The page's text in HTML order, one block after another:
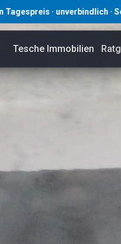
· unverbindlich · Schnelle
Tesche Immobilien